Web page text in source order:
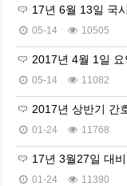
17년 6월 13일 국
05-14 10505
2017년 4월 1일
05-14 11082
2017년 상반기 간
01-24 11768
17년 3월27일 대
01-24 11390